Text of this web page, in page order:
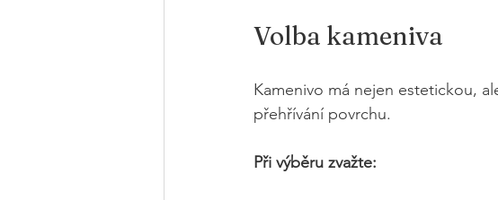
Volba kameniva
Kamenivo má nejen estetickou,
přehřívání povrchu.
Při výběru zvažte: